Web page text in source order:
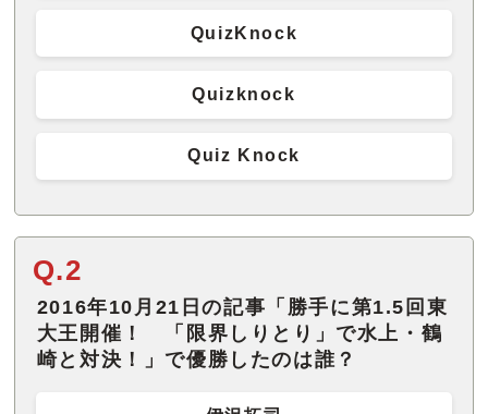
QuizKnock
Quizknock
Quiz Knock
Q.2
2016年10月21日の記事「勝手に第1.5回東
大王開催！ 「限界しりとり」で水上・鶴
崎と対決！」で優勝したのは誰？